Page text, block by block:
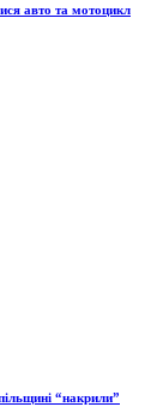
авто та мотоцикл
“накрили”